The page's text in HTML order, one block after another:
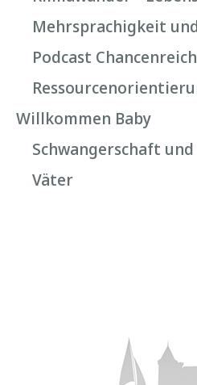
Mehrsprachigkeit
Podcast Chancenreich
Willkommen Baby
Schwangerschaft
Väter